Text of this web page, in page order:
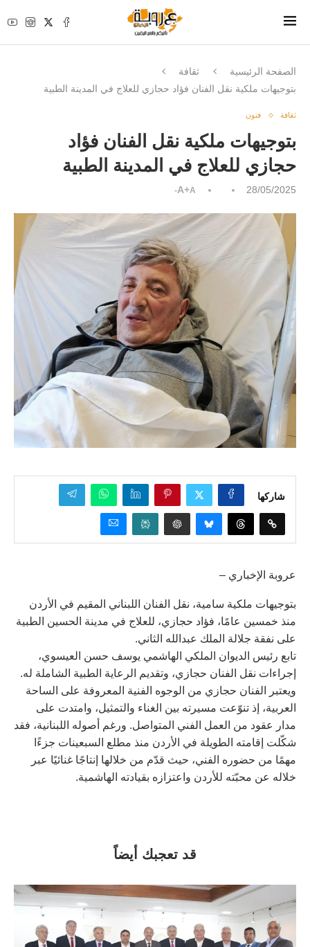
الصفحة الرئيسية
ثقافة
بتوجيهات ملكية نقل الفنان فؤاد حجازي للعلاج في المدينة الطبية
ثقافة فنون
بتوجيهات ملكية نقل الفنان فؤاد
حجازي للعلاج في المدينة الطبية
28/05/2025
A+A-
شاركها
عروبة الإخباري –
بتوجيهات ملكية سامية، نقل الفنان اللبناني المقيم في الأردن
منذ خمسين عامًا، فؤاد حجازي، للعلاج في مدينة الحسين الطبية
على نفقة جلالة الملك عبدالله الثاني.
تابع رئيس الديوان الملكي الهاشمي يوسف حسن العيسوي،
إجراءات نقل الفنان حجازي، وتقديم الرعاية الطبية الشاملة له.
ويعتبر الفنان حجازي من الوجوه الفنية المعروفة على الساحة
العربية، إذ تنوّعت مسيرته بين الغناء والتمثيل، وامتدت على
مدار عقود من العمل الفني المتواصل. ورغم أصوله اللبنانية، فقد
شكّلت إقامته الطويلة في الأردن منذ مطلع السبعينات جزءًا
مهمًا من حضوره الفني، حيث قدّم من خلالها إنتاجًا غنائيًا عبر
خلاله عن محبّته للأردن واعتزازه بقيادته الهاشمية.
قد تعجبك أيضاً